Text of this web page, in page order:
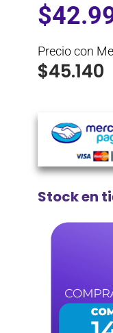
$
Precio con
$45.140
Stock en